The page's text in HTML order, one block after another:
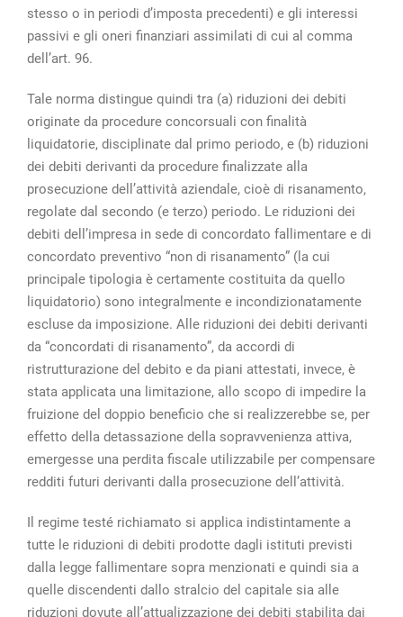
stesso o in periodi d’imposta precedenti) e gli interessi
passivi e gli oneri finanziari assimilati di cui al comma
dell’art. 96.
Tale norma distingue quindi tra (a) riduzioni dei debiti
originate da procedure concorsuali con finalità
liquidatorie, disciplinate dal primo periodo, e (b) riduzioni
dei debiti derivanti da procedure finalizzate alla
prosecuzione dell’attività aziendale, cioè di risanamento,
regolate dal secondo (e terzo) periodo. Le riduzioni dei
debiti dell’impresa in sede di concordato fallimentare e di
concordato preventivo “non di risanamento” (la cui
principale tipologia è certamente costituita da quello
liquidatorio) sono integralmente e incondizionatamente
escluse da imposizione. Alle riduzioni dei debiti derivanti
da “concordati di risanamento”, da accordi di
ristrutturazione del debito e da piani attestati, invece, è
stata applicata una limitazione, allo scopo di impedire la
fruizione del doppio beneficio che si realizzerebbe se, per
effetto della detassazione della sopravvenienza attiva,
emergesse una perdita fiscale utilizzabile per compensare
redditi futuri derivanti dalla prosecuzione dell’attività.
Il regime testé richiamato si applica indistintamente a
tutte le riduzioni di debiti prodotte dagli istituti previsti
dalla legge fallimentare sopra menzionati e quindi sia a
quelle discendenti dallo stralcio del capitale sia alle
riduzioni dovute all’attualizzazione dei debiti stabilita dai